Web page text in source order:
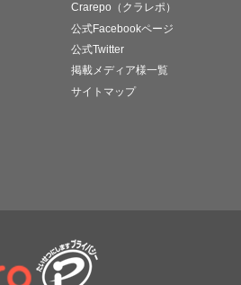
Crarepo（クラレポ）
公式Facebookページ
公式Twitter
掲載メディア様一覧
サイトマップ